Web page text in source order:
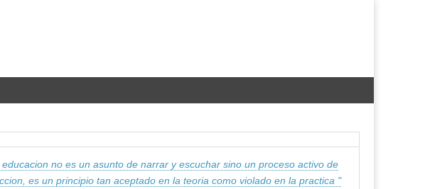
educacion no es un asunto de narrar y escuchar sino un proceso activo de
es un principio tan aceptado en la teoria como violado en la practica "